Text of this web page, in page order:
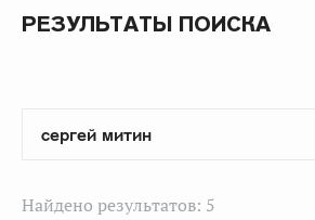
РЕЗУЛЬТАТЫ ПОИСКА
Найдено результатов: 5